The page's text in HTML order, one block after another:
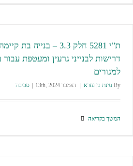
ת"י 5281 חלק 3.3 – בנייה בת
דרישות לבנייני גרעין ומעטפת עבור
למגורים
עינת בן עזרא | דצמבר 13th, 2024 | סביבה
המשך בקריאה